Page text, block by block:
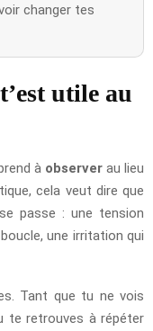
changer tes
utile au
à observer au lieu
cela veut dire que
passe : une tension
une irritation qui
Tant que tu ne vois
te retrouves à répéter